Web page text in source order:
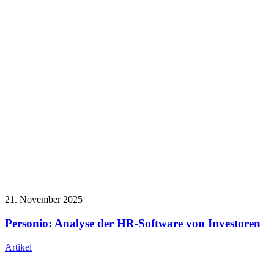
21. November 2025
Personio: Analyse der HR-Software von Investoren
Artikel